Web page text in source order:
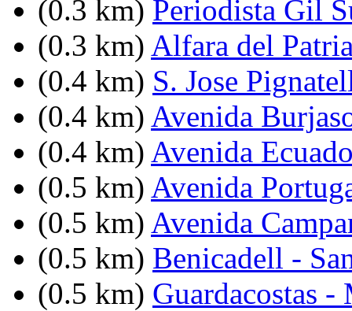
(0.3 km) Periodista Gil
(0.3 km) Alfara del
(0.4 km) S. Jose
(0.4 km) Avenida
(0.4 km) Avenida
(0.5 km) Avenida
(0.5 km) Avenida
(0.5 km) Benicadell -
(0.5 km) Guardacostas -